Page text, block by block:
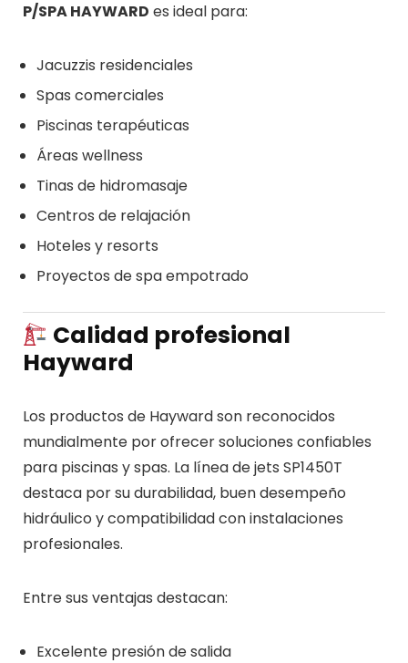
P/SPA HAYWARD es ideal para:
Jacuzzis residenciales
Spas comerciales
Piscinas terapéuticas
Áreas wellness
Tinas de hidromasaje
Centros de relajación
Hoteles y resorts
Proyectos de spa empotrado
Calidad profesional
Hayward
Los productos de Haywardson reconocidos
mundialmente por ofrecer soluciones confiables
para piscinas y spas. La línea de jets SP1450T
destaca por su durabilidad, buen desempeño
hidráulico y compatibilidad con instalaciones
profesionales.
Entre sus ventajas destacan:
Excelente presión de salida